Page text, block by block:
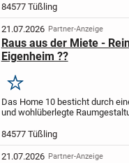
163 m² bietet dieser einzigartige
Grundriss ein unvergleichliches
Wohngefühl. Im...
84577 Tüßling
21.07.2026 Partner-Anzeige
Raus aus der Miete -
Eigenheim ??
Merken
Das Home 10 besticht durch
und wohlüberlegte
verspricht, als sie tatsächlich
Betreten dieses Hauses werden
einem...
84577 Tüßling
21.07.2026 Partner-Anzeige